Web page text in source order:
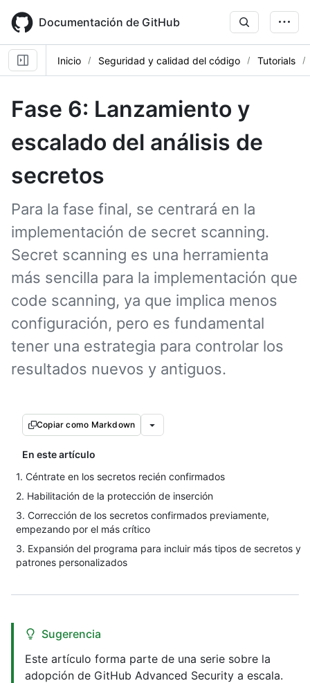
main
content
Documentación de GitHub
Inicio Seguridad y calidad del código Tutorials
Fase 6: Lanzamiento y
escalado del análisis de
secretos
Para la fase final, se centrará en la
implementación de secret scanning.
Secret scanning es una herramienta
más sencilla para la implementación que
code scanning, ya que implica menos
configuración, pero es fundamental
tener una estrategia para controlar los
resultados nuevos y antiguos.
Copiar como Markdown
En este artículo
1. Céntrate en los secretos recién confirmados
2. Habilitación de la protección de inserción
3. Corrección de los secretos confirmados previamente,
empezando por el más crítico
3. Expansión del programa para incluir más tipos de secretos y
patrones personalizados
Sugerencia
Este artículo forma parte de una serie sobre la
adopción de GitHub Advanced Security a escala.